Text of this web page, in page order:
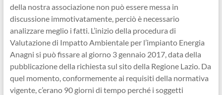
della nostra associazione non può essere messa in
discussione immotivatamente, perciò è necessario
analizzare meglio i fatti. L’inizio della procedura di
Valutazione di Impatto Ambientale per l’impianto Energia
Anagni si può fissare al giorno 3 gennaio 2017, data della
pubblicazione della richiesta sul sito della Regione Lazio. Da
quel momento, conformemente ai requisiti della normativa
vigente, c’erano 90 giorni di tempo perché i soggetti